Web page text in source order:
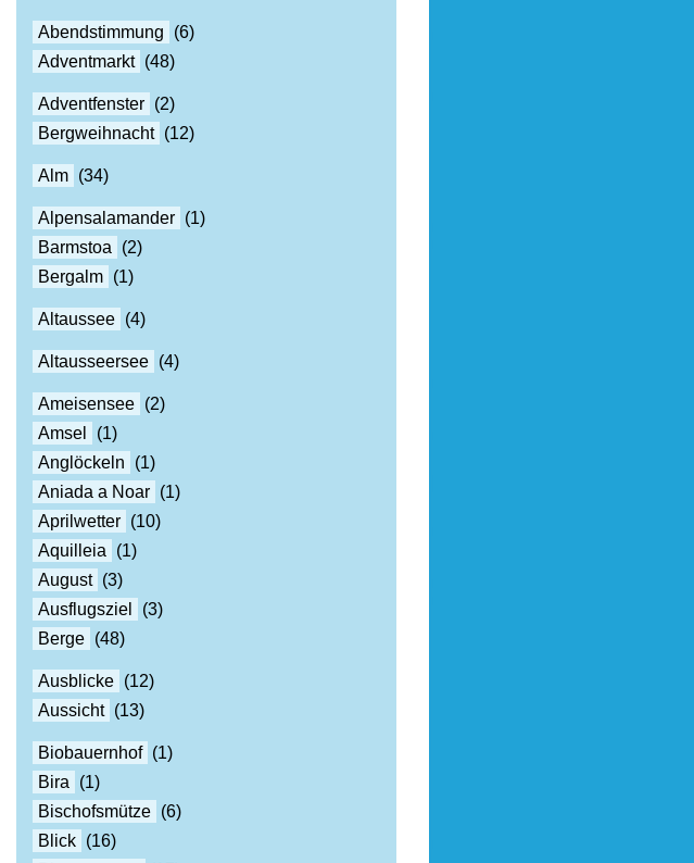
Abendstimmung
(6)
Adventmarkt (48)
Adventfenster (2)
Bergweihnacht (12)
Alm (34)
Alpensalamander (1)
Barmstoa
(2)
Bergalm (1)
Altaussee (4)
Altausseersee (4)
Ameisensee (2)
Amsel
(1)
Anglöckeln
(1)
Aniada a Noar (1)
Aprilwetter (10)
Aquilleia
(1)
August (3)
Ausflugsziel
(3)
Berge (48)
Ausblicke (12)
Aussicht (13)
Biobauernhof (1)
Bira
(1)
Bischofsmütze (6)
Blick (16)